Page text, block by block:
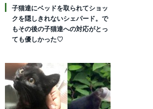
子猫達にベッドを取られてショッ
クを隠しきれないシェパード。で
もその後の子猫達への対応がとっ
ても優しかった♡